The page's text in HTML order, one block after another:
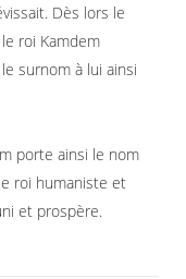
Dès lors le
roi Kamdem
surnom à lui ainsi
porte ainsi le nom
roi humaniste et
et prospère.